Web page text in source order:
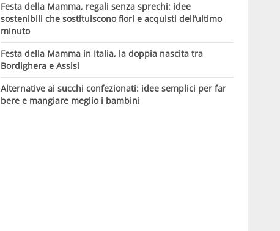
Festa della Mamma, regali senza sprechi: idee
sostenibili che sostituiscono fiori e acquisti dell’ultimo
minuto
Festa della Mamma in Italia, la doppia nascita tra
Bordighera e Assisi
Alternative ai succhi confezionati: idee semplici per far
bere e mangiare meglio i bambini